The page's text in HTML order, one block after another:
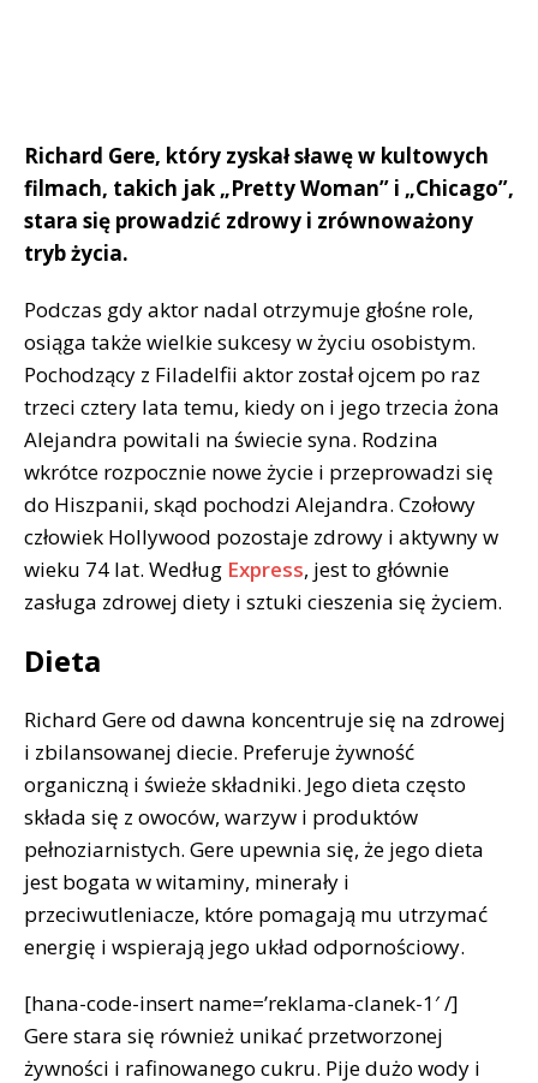
Richard Gere, który zyskał sławę w kultowych
filmach, takich jak „Pretty Woman” i „Chicago”,
stara się prowadzić zdrowy i zrównoważony
tryb życia.
Podczas gdy aktor nadal otrzymuje głośne role,
osiąga także wielkie sukcesy w życiu osobistym.
Pochodzący z Filadelfii aktor został ojcem po raz
trzeci cztery lata temu, kiedy on i jego trzecia żona
Alejandra powitali na świecie syna. Rodzina
wkrótce rozpocznie nowe życie i przeprowadzi się
do Hiszpanii, skąd pochodzi Alejandra. Czołowy
człowiek Hollywood pozostaje zdrowy i aktywny w
wieku 74 lat. Według Express, jest to głównie
zasługa zdrowej diety i sztuki cieszenia się życiem.
Dieta
Richard Gere od dawna koncentruje się na zdrowej
i zbilansowanej diecie. Preferuje żywność
organiczną i świeże składniki. Jego dieta często
składa się z owoców, warzyw i produktów
pełnoziarnistych. Gere upewnia się, że jego dieta
jest bogata w witaminy, minerały i
przeciwutleniacze, które pomagają mu utrzymać
energię i wspierają jego układ odpornościowy.
[hana-code-insert name=’reklama-clanek-1′ /]
Gere stara się również unikać przetworzonej
żywności i rafinowanego cukru. Pije dużo wody i